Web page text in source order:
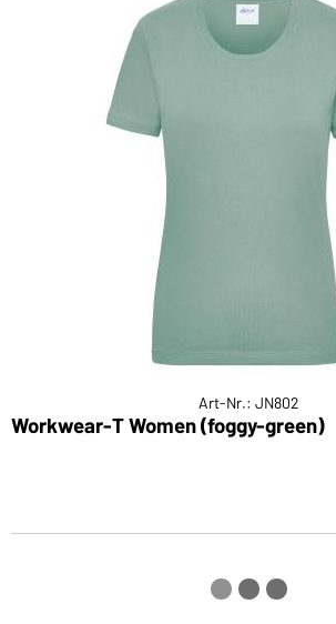
Art-Nr.: JN802
Workwear-T Women (foggy-green)